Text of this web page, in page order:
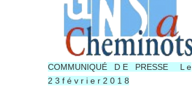
COMMUNIQUÉ D E PRESSE L e
2 3 f é v r i e r 2 0 1 8